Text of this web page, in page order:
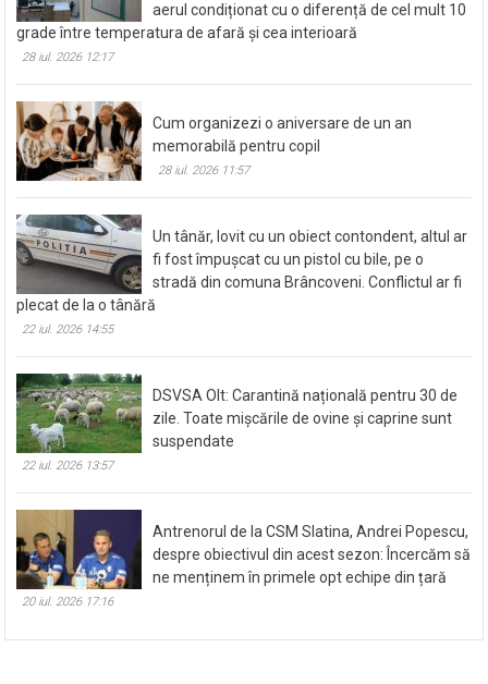
aerul condiționat cu o diferență de cel mult 10
grade între temperatura de afară și cea interioară
28 iul. 2026 12:17
Cum organizezi o aniversare de un an
memorabilă pentru copil
28 iul. 2026 11:57
Un tânăr, lovit cu un obiect contondent, altul ar
fi fost împușcat cu un pistol cu bile, pe o
stradă din comuna Brâncoveni. Conflictul ar fi
plecat de la o tânără
22 iul. 2026 14:55
DSVSA Olt: Carantină națională pentru 30 de
zile. Toate mișcările de ovine și caprine sunt
suspendate
22 iul. 2026 13:57
Antrenorul de la CSM Slatina, Andrei Popescu,
despre obiectivul din acest sezon: Încercăm să
ne menținem în primele opt echipe din țară
20 iul. 2026 17:16